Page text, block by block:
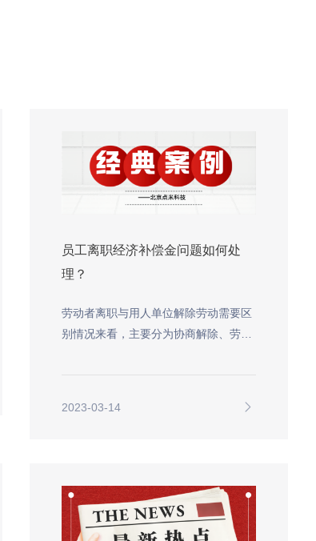
员工离职经济补偿金问题如何处
理？
劳动者离职与用人单位解除劳动需要区
别情况来看，主要分为协商解除、劳动
2023-03-14